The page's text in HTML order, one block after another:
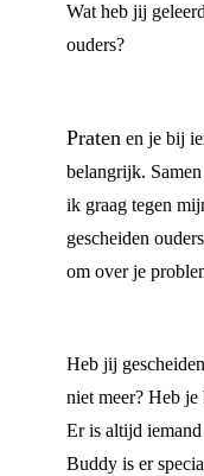
Wat heb jij
ouders?
Praten en je bij
belangrijk.
ik graag tegen
gescheiden
om over je
Heb jij
niet meer? Heb je
Er is altijd
Buddy is er